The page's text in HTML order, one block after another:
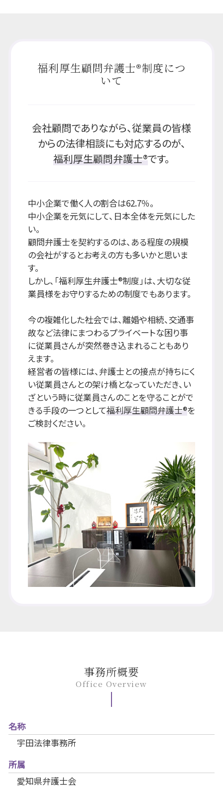
福利厚生顧問弁護士®制度につ
いて
会社顧問でありながら、従業員の皆様
からの法律相談にも対応するのが、
福利厚生顧問弁護士®です。
中小企業で働く人の割合は62.7％。
中小企業を元気にして、日本全体を元気にした
い。
顧問弁護士を契約するのは、ある程度の規模
の会社がするとお考えの方も多いかと思いま
す。
しかし、「福利厚生弁護士®制度」は、大切な従
業員様をお守りするための制度でもあります。
今の複雑化した社会では、離婚や相続、交通事
故など法律にまつわるプライベートな困り事
に従業員さんが突然巻き込まれることもあり
えます。
経営者の皆様には、弁護士との接点が持ちにく
い従業員さんとの架け橋となっていただき、い
ざという時に従業員さんのことを守ることがで
きる手段の一つとして福利厚生顧問弁護士®を
ご検討ください。
事務所概要
Office Overview
名称
宇田法律事務所
所属
愛知県弁護士会